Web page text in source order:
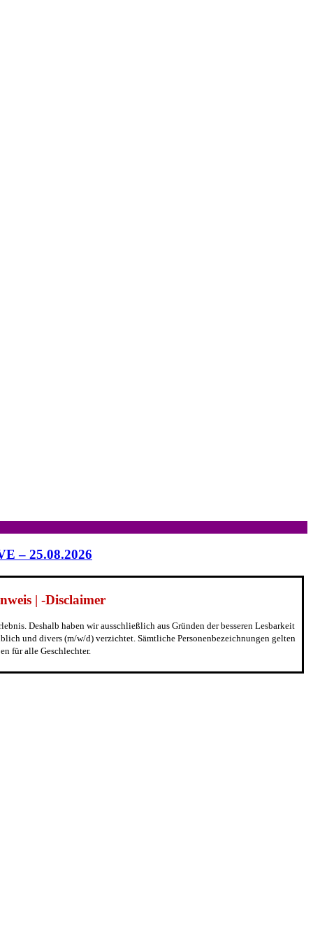
– 25.08.2026
| -Disclaimer
Deshalb haben wir ausschließlich aus Gründen der besseren Lesbarkeit
und divers (m/w/d) verzichtet. Sämtliche Personenbezeichnungen gelten
für alle Geschlechter.